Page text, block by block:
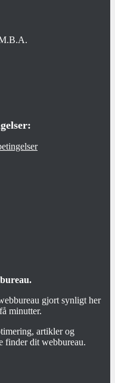
gjort synligt her
minutter.
artikler og
finder dit webbureau.